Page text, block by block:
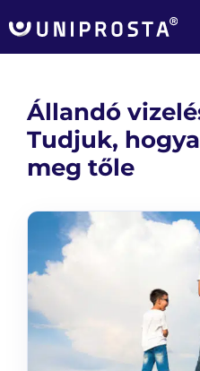
tartalomba
Állandó
Tudjuk,
meg tőle